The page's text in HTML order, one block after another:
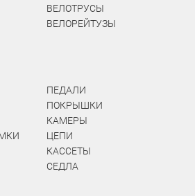
ВЕЛОТРУСЫ
ВЕЛОРЕЙТУЗЫ
ПЕДАЛИ
ПОКРЫШКИ
КАМЕРЫ
ЦЕПИ
КАССЕТЫ
СЕДЛА